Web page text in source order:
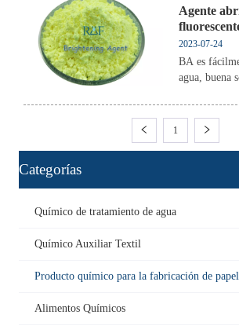
Se utiliza
blanquear y
de algodón
las industrias
Agente
2023-07-24
BA es
agua, buena
álcalis, el
VBL en
dar brillo a
en
1
ㅤCategorías
Químico de tratamiento de agua
Químico Auxiliar Textil
Producto químico para la fabricación de papel
Alimentos Químicos